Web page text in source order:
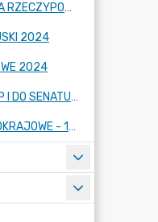
WYBORY PREZYDENTA RZECZYPOSPOLITEJ POLSKIEJ 2025
2024
2024
WYBORY DO SEJMU RP I DO SENATU RP 2023 R.
REFERENDUM OGÓLNOKRAJOWE - 15.10.2023 R.